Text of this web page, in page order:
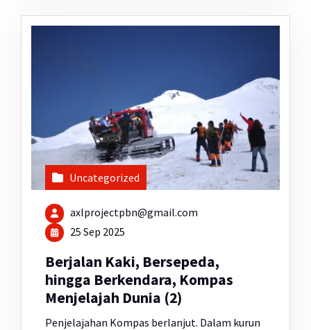
Uncategorized
axlprojectpbn@gmail.com
25 Sep 2025
Berjalan Kaki, Bersepeda,
hingga Berkendara, Kompas
Menjelajah Dunia (2)
Penjelajahan Kompas berlanjut. Dalam kurun